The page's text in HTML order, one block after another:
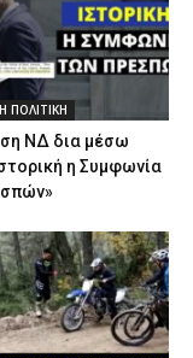
ΠΟΛΙΤΙΚΗ
ΝΔ δια μέσω
η Συμφωνία